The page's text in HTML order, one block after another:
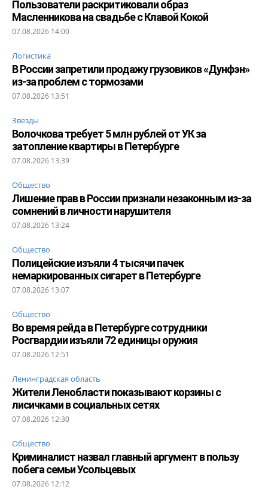
Пользователи раскритиковали образ
Масленникова на свадьбе с Клавой Кокой
07.08.2026 14:00
Логистика
В России запретили продажу грузовиков «Дунфэн»
из-за проблем с тормозами
07.08.2026 13:51
Звезды
Волочкова требует 5 млн рублей от УК за
затопление квартиры в Петербурге
07.08.2026 13:39
Общество
Лишение прав в России признали незаконным из-за
сомнений в личности нарушителя
07.08.2026 13:24
Общество
Полицейские изъяли 4 тысячи пачек
немаркированных сигарет в Петербурге
07.08.2026 13:07
Общество
Во время рейда в Петербурге сотрудники
Росгвардии изъяли 72 единицы оружия
07.08.2026 12:51
Ленинградская область
Жители Ленобласти показывают корзины с
лисичками в социальных сетях
07.08.2026 12:30
Общество
Криминалист назвал главный аргумент в пользу
побега семьи Усольцевых
07.08.2026 12:12